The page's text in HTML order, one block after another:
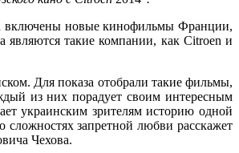
включены новые кинофильмы Франции,
являются такие компании, как Citroen и
Для показа отобрали такие фильмы,
из них порадует своим интересным
украинским зрителям историю одной
запретной любви расскажет
Чехова.